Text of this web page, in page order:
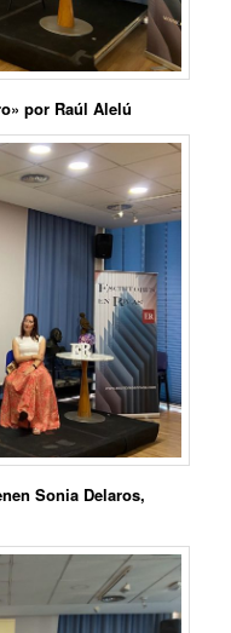
por Raúl Alelú
Sonia Delaros,